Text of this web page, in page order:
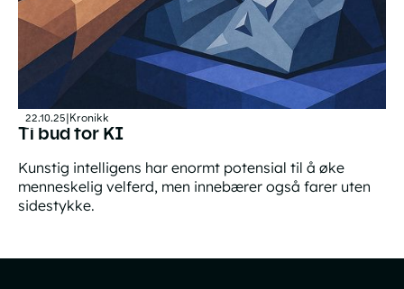
22.10.25 Kronikk
Ti bud for KI
Kunstig intelligens har enormt potensial til å øke
menneskelig velferd, men innebærer også farer uten
sidestykke.